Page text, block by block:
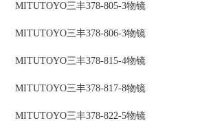
MITUTOYO三丰378-805-3物镜
MITUTOYO三丰378-806-3物镜
MITUTOYO三丰378-815-4物镜
MITUTOYO三丰378-817-8物镜
MITUTOYO三丰378-822-5物镜